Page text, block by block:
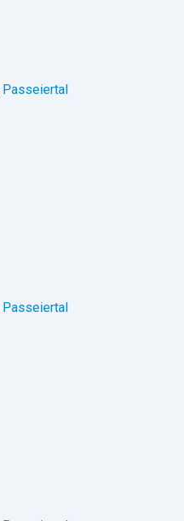
Passeiertal
Passeiertal